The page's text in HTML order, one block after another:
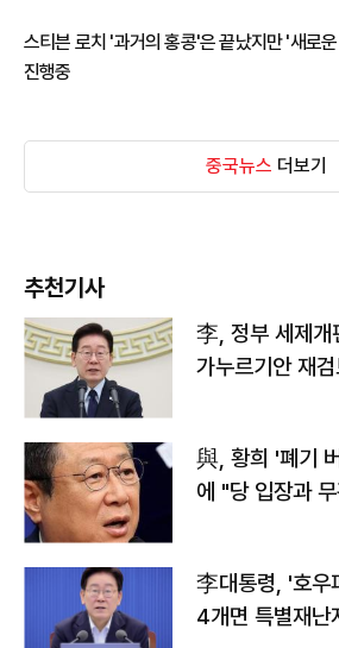
스티븐 로치 '과거의 홍콩'은 끝났지만 '새로
진행중
중국뉴스 더보기
추천기사
李, 정부 세제개
가누르기안 재검
與, 황희 '폐기
에 "당 입장과
李대통령, '호우
4개면 특별재난